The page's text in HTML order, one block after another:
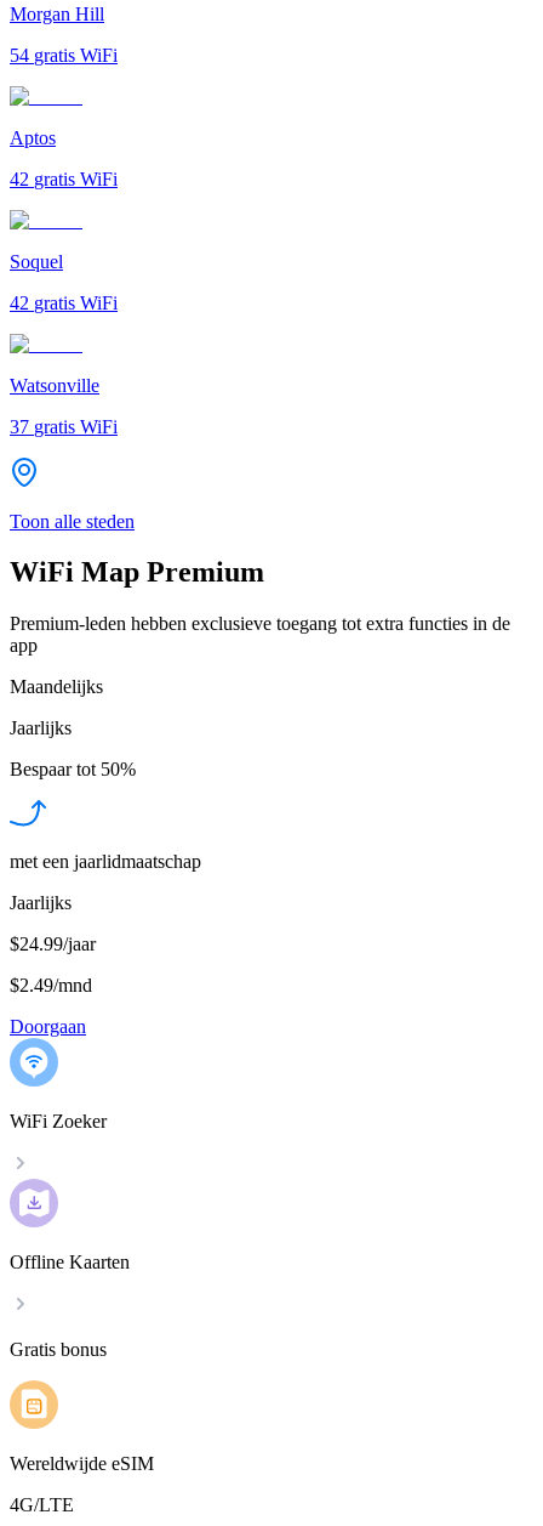
Morgan Hill
54 gratis WiFi
Aptos
42 gratis WiFi
Soquel
42 gratis WiFi
Watsonville
37 gratis WiFi
Toon alle steden
WiFi Map Premium
Premium-leden hebben exclusieve toegang tot extra functies in de
app
Maandelijks
Jaarlijks
Bespaar tot 50%
met een jaarlidmaatschap
Jaarlijks
$24.99/jaar
$2.49/mnd
Doorgaan
WiFi Zoeker
Offline Kaarten
Gratis bonus
Wereldwijde eSIM
4G/LTE